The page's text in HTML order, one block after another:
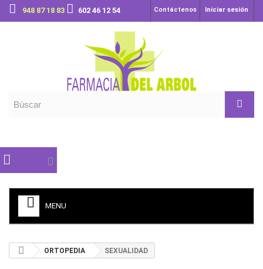
Iniciar sesión
Contáctenos
948 87 18 83 602 46 12 54
MENU
ORTOPEDIA SEXUALIDAD